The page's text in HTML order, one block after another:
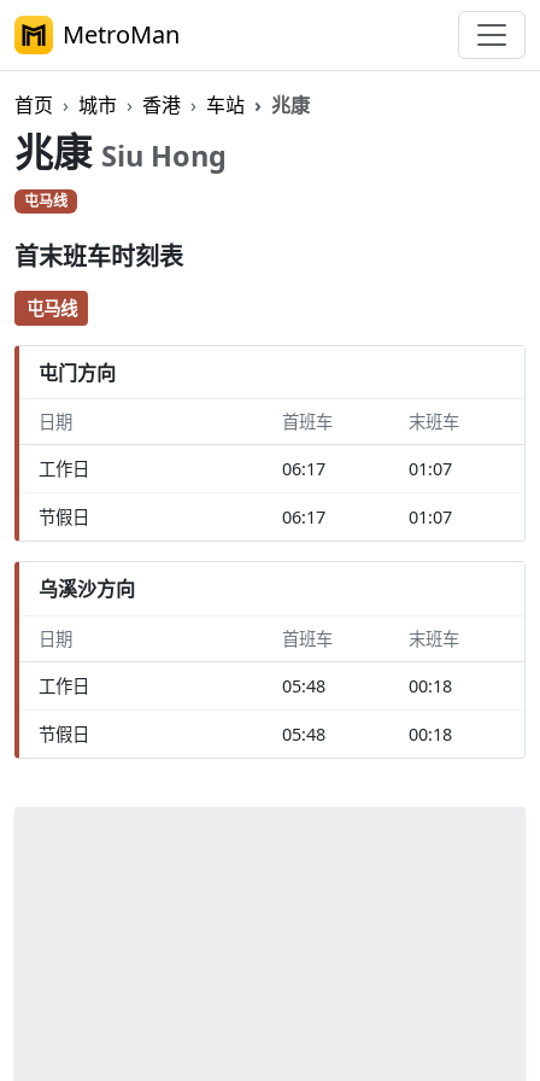
MetroMan
首页 城市 香港 车站 兆康
兆康 Siu Hong
屯马线
首末班车时刻表
屯马线
屯门方向
日期 首班车 末班车
工作日 06:17 01:07
节假日 06:17 01:07
乌溪沙方向
日期 首班车 末班车
工作日 05:48 00:18
节假日 05:48 00:18